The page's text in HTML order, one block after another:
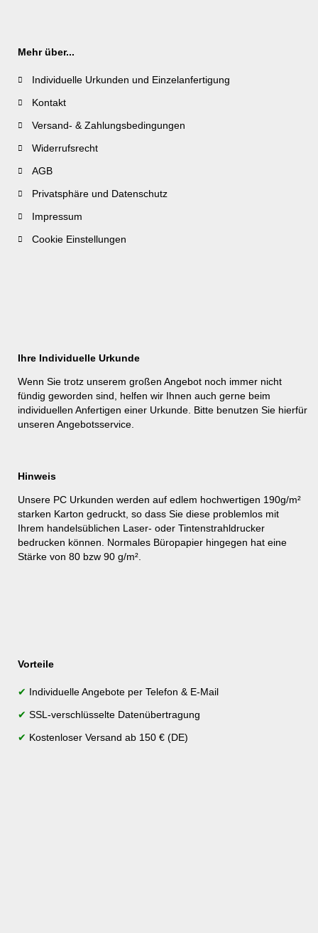
Mehr über...
Individuelle Urkunden und Einzelanfertigung
Kontakt
Versand- & Zahlungsbedingungen
Widerrufsrecht
AGB
Privatsphäre und Datenschutz
Impressum
Cookie Einstellungen
Ihre Individuelle Urkunde
Wenn Sie trotz unserem großen Angebot noch immer nicht
fündig geworden sind, helfen wir Ihnen auch gerne beim
individuellen Anfertigen einer Urkunde. Bitte benutzen Sie hierfür
unseren Angebotsservice
Hinweis
Unsere PC Urkunden werden auf edlem hochwertigen 190g/m²
starken Karton gedruckt, so dass Sie diese problemlos mit
Ihrem handelsüblichen Laser- oder Tintenstrahldrucker
bedrucken können. Normales Büropapier hingegen hat eine
Stärke von 80 bzw 90 g/m².
Vorteile
✔ Individuelle Angebote per Telefon & E-Mail
✔ SSL-verschlüsselte Datenübertragung
✔ Kostenloser Versand ab 150 € (DE)